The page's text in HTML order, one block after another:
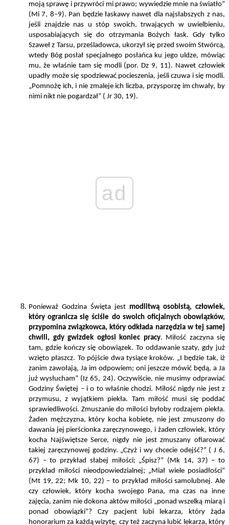
moją sprawę i przywróci mi prawo; wywiedzie mnie na światło”
(Mi 7, 8–9). Pan będzie łaskawy nawet dla najsłabszych z nas,
jeśli znajdzie nas u stóp swoich, trwających w uwielbieniu,
usposabiających się do otrzymania Bożych łask. Gdy tylko
Szaweł z Tarsu, prześladowca, ukorzył się przed swoim Stwórcą,
wtedy Bóg posłał specjalnego posłańca ku jego uldze, mówiąc
mu, że właśnie tam się modli (por. Dz 9, 11). Nawet człowiek
upadły może się spodziewać pocieszenia, jeśli czuwa i się modli.
„Pomnożę ich, i nie zmaleje ich liczba, przysporzę im chwały, by
nimi nikt nie pogardzał” ( Jr 30, 19).
ad
Ponieważ Godzina Święta jest modlitwą osobistą, człowiek,
który ogranicza się ściśle do swoich oficjalnych obowiązków,
przypomina związkowca, który odkłada narzędzia w tej samej
chwili, gdy gwizdek ogłosi koniec pracy. Miłość zaczyna się
tam, gdzie kończy się obowiązek. To oddawanie szaty, gdy już
wzięto płaszcz. To pójście dwa tysiące kroków. „I będzie tak, iż
zanim zawołają, Ja im odpowiem; oni jeszcze mówić będą, a Ja
już wysłucham” (Iz 65, 24). Oczywiście, nie musimy odprawiać
Godziny Świętej – i o to właśnie chodzi. Miłość nigdy nie jest z
przymusu, z wyjątkiem piekła. Tam miłość musi się poddać
sprawiedliwości. Zmuszanie do miłości byłoby rodzajem piekła.
Żaden mężczyzna, który kocha kobietę, nie jest zmuszony do
dawania jej pierścionka zaręczynowego, i żaden człowiek, który
kocha Najświętsze Serce, nigdy nie jest zmuszany ofiarować
takiej zaręczynowej godziny. „Czyż i wy chcecie odejść?” ( J 6,
67) – to przykład słabej miłości; „Śpisz?” (Mk 14, 37) – to
przykład miłości nieodpowiedzialnej; „Miał wiele posiadłości”
(Mt 19, 22; Mk 10, 22) – to przykład miłości samolubnej. Ale
czy człowiek, który kocha swojego Pana, ma czas na inne
zajęcia, zanim nie dokona aktów miłości „ponad wszelką miarą i
ponad obowiązki”? Czy pacjent lubi lekarza, który żąda
honorarium za każdą wizytę, czy też zaczyna lubić lekarza, który